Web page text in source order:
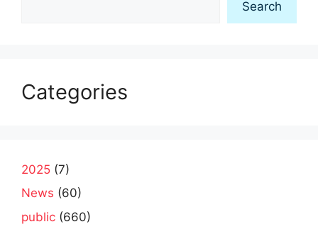
Search
Categories
2025 (7)
News (60)
public (660)